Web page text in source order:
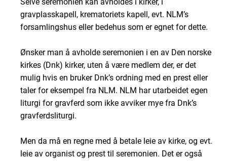
gravplasskapell, krematoriets kapell, evt. NLM’s
forsamlingshus eller bedehus som er egnet for dette.
Ønsker man å avholde seremonien i en av Den norske
kirkes (Dnk) kirker, uten å være medlem der, er det
mulig hvis en bruker Dnk’s ordning med en prest eller
taler for eksempel fra NLM. NLM har utarbeidet egen
liturgi for gravferd som ikke avviker mye fra Dnk’s
gravferdsliturgi.
Men da må en regne med å betale leie av kirke, og evt.
leie av organist og prest til seremonien. Det er også